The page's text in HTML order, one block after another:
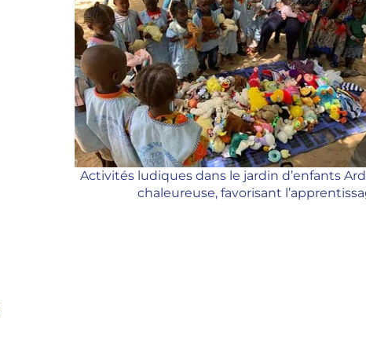
Activités ludiques dans le jardin d’enfants
chaleureuse, favorisant